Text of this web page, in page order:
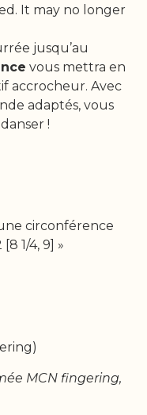
It may no longer
jusqu’au
vous mettra en
accrocheur. Avec
adaptés, vous
!
circonférence
1/4, 9] »
MCN fingering,